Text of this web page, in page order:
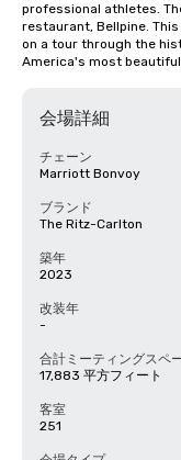
professional athletes.
restaurant, Bellpine.
on a tour through the
America's most
会場詳細
チェーン
Marriott Bonvoy
ブランド
The Ritz-Carlton
築年
2023
改装年
-
合計ミーティングスペ
17,883 平方フィート
客室
251